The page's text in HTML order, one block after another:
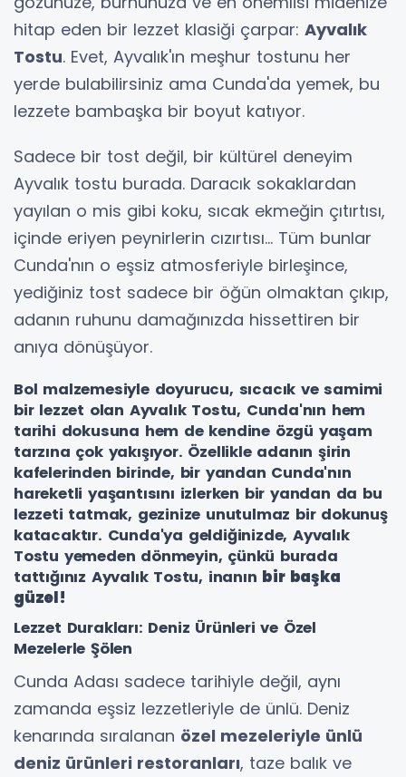
hitap eden bir lezzet klasiği çarpar: Ayvalık
Tostu. Evet, Ayvalık'ın meşhur tostunu her
yerde bulabilirsiniz ama Cunda'da yemek, bu
lezzete bambaşka bir boyut katıyor.
Sadece bir tost değil, bir kültürel deneyim
Ayvalık tostu burada. Daracık sokaklardan
yayılan o mis gibi koku, sıcak ekmeğin çıtırtısı,
içinde eriyen peynirlerin cızırtısı... Tüm bunlar
Cunda'nın o eşsiz atmosferiyle birleşince,
yediğiniz tost sadece bir öğün olmaktan çıkıp,
adanın ruhunu damağınızda hissettiren bir
anıya dönüşüyor.
Bol malzemesiyle doyurucu, sıcacık ve samimi
bir lezzet olan Ayvalık Tostu, Cunda'nın hem
tarihi dokusuna hem de kendine özgü yaşam
tarzına çok yakışıyor. Özellikle adanın şirin
kafelerinden birinde, bir yandan Cunda'nın
hareketli yaşantısını izlerken bir yandan da bu
lezzeti tatmak, gezinize unutulmaz bir dokunuş
katacaktır. Cunda'ya geldiğinizde, Ayvalık
Tostu yemeden dönmeyin, çünkü burada
tattığınız Ayvalık Tostu, inanın bir başka
güzel!
Lezzet Durakları: Deniz Ürünleri ve Özel
Mezelerle Şölen
Cunda Adası sadece tarihiyle değil, aynı
zamanda eşsiz lezzetleriyle de ünlü. Deniz
kenarında sıralanan özel mezeleriyle ünlü
deniz ürünleri restoranları, taze balık ve